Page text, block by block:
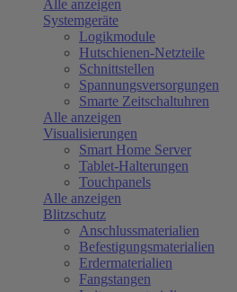
Alle anzeigen
Systemgeräte
Logikmodule
Hutschienen-Netzteile
Schnittstellen
Spannungsversorgungen
Smarte Zeitschaltuhren
Alle anzeigen
Visualisierungen
Smart Home Server
Tablet-Halterungen
Touchpanels
Alle anzeigen
Blitzschutz
Anschlussmaterialien
Befestigungsmaterialien
Erdermaterialien
Fangstangen